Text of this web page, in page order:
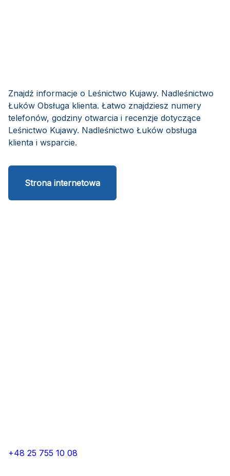
Znajdź informacje o Leśnictwo Kujawy. Nadleśnictwo
Łuków Obsługa klienta. Łatwo znajdziesz numery
telefonów, godziny otwarcia i recenzje dotyczące
Leśnictwo Kujawy. Nadleśnictwo Łuków obsługa
klienta i wsparcie.
Strona internetowa
+48 25 755 10 08